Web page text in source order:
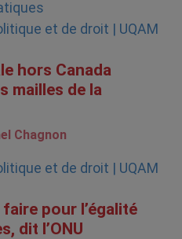
hors Canada
mailles de la
Chagnon
pour l’égalité
dit l’ONU